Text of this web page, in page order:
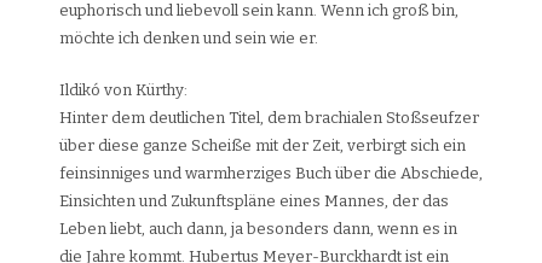
euphorisch und liebevoll sein kann. Wenn ich groß bin,
möchte ich denken und sein wie er.
Ildikó von Kürthy:
Hinter dem deutlichen Titel, dem brachialen Stoßseufzer
über diese ganze Scheiße mit der Zeit, verbirgt sich ein
feinsinniges und warmherziges Buch über die Abschiede,
Einsichten und Zukunftspläne eines Mannes, der das
Leben liebt, auch dann, ja besonders dann, wenn es in
die Jahre kommt. Hubertus Meyer-Burckhardt ist ein